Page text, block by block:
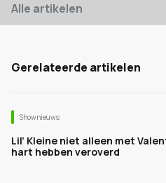
Alle artikelen
Gerelateerde artikelen
Shownieuws
Lil’ Kleine niet alleen met
hart hebben veroverd